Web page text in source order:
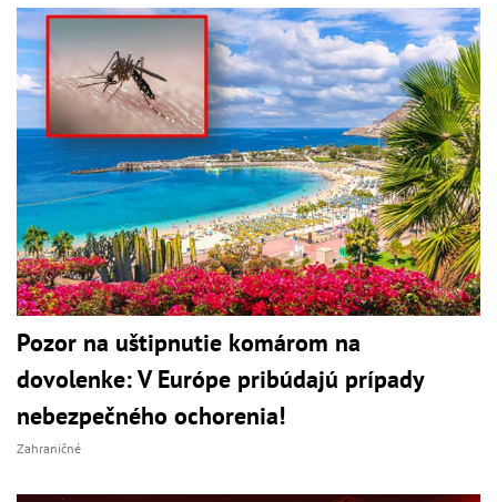
Pozor na uštipnutie komárom na
dovolenke: V Európe pribúdajú prípady
nebezpečného ochorenia!
Zahraničné